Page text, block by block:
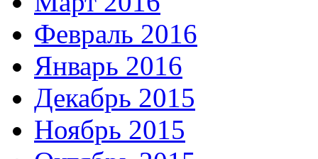
Февраль 2016
Январь 2016
Декабрь 2015
Ноябрь 2015